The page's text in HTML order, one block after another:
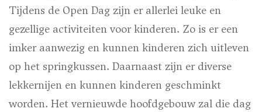
Tijdens de Open Dag zijn er allerlei leuke en
gezellige activiteiten voor kinderen. Zo is er een
imker aanwezig en kunnen kinderen zich uitleven
op het springkussen. Daarnaast zijn er diverse
lekkernijen en kunnen kinderen geschminkt
worden. Het vernieuwde hoofdgebouw zal die dag